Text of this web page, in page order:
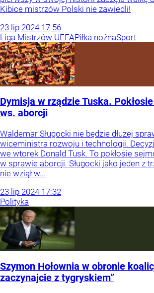
Kibice mistrzów Polski nie zawiedli!
23 lip 2024 17:56
Liga Mistrzów UEFAPiłka nożnaSport
Dymisja w rządzie Tuska.
ws. aborcji
Waldemar Sługocki nie będzie dłużej
wiceministra rozwoju i technologii.
we wtorek Donald Tusk. To pokłosie
w sprawie aborcji. Sługocki jako jeden z
nie wziął w...
23 lip 2024 17:32
Polityka
Szymon Hołownia w obronie
zaczynajcie z tygryskiem”